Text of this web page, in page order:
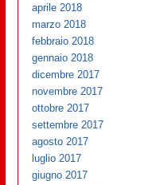
aprile 2018
marzo 2018
febbraio 2018
gennaio 2018
dicembre 2017
novembre 2017
ottobre 2017
settembre 2017
agosto 2017
luglio 2017
giugno 2017